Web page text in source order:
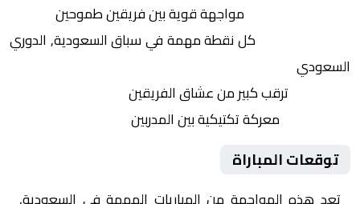
مواجهة قوية بين فريقين طموحين
كل نقطة مهمة في سباق السعودية, الدوري
السعودي
ترقب كبير من عشاق الفريقين
معركة تكتيكية بين المدربين
توقعات المباراة